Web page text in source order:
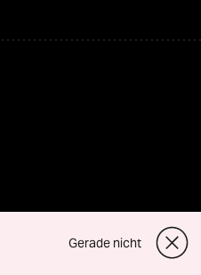
Gerade nicht